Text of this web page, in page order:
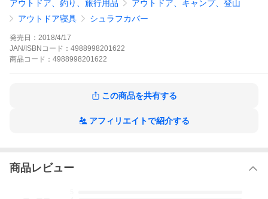
アウトドア、釣り、旅行用品
アウトドア、キャンプ、登山
アウトドア寝具
シュラフカバー
発売日： 2018/4/17
JAN/ISBNコード： 4988998201622
商品 コード： 4988998201622
この商品を共有する
アフィリエイトで紹介する
商品レビュー